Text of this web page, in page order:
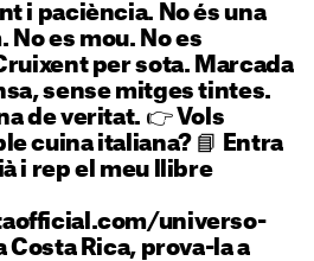
i paciència. No és una
No es mou. No es
per sota. Marcada
sense mitges tintes.
de veritat. 👉 Vols
cuina italiana? 📘 Entra
i rep el meu llibre
universo-
Costa Rica, prova-la a